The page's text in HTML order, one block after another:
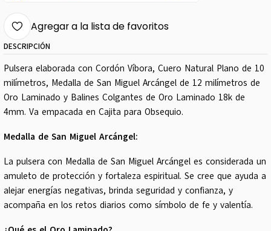
Agregar a la lista de favoritos
DESCRIPCIÓN
Pulsera elaborada con Cordón Víbora, Cuero Natural Plano de 10
milímetros, Medalla de San Miguel Arcángel de 12 milímetros de
Oro Laminado y Balines Colgantes de Oro Laminado 18k de
4mm. Va empacada en Cajita para Obsequio.
Medalla de San Miguel Arcángel:
La pulsera con Medalla de San Miguel Arcángel es considerada un
amuleto de protección y fortaleza espiritual. Se cree que ayuda a
alejar energías negativas, brinda seguridad y confianza, y
acompaña en los retos diarios como símbolo de fe y valentía.